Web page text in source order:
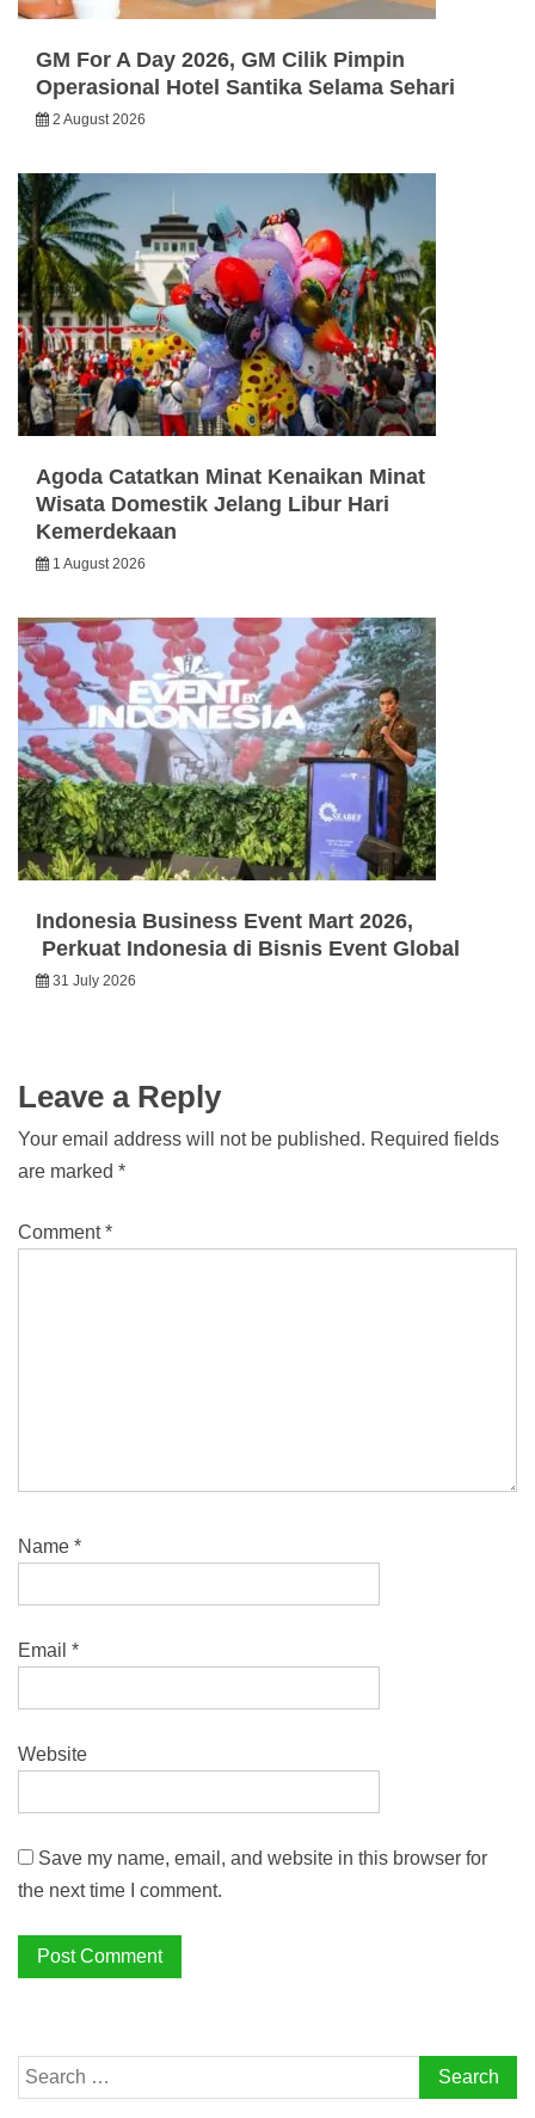
GM For A Day 2026, GM Cilik Pimpin
Operasional Hotel Santika Selama Sehari
2 August 2026
Agoda Catatkan Minat Kenaikan Minat
Wisata Domestik Jelang Libur Hari
Kemerdekaan
1 August 2026
Indonesia Business Event Mart 2026,
Perkuat Indonesia di Bisnis Event Global
31 July 2026
Leave a Reply
Your email address will not be published. Required fields
are marked *
Comment*
Name *
Email *
Website
Save my name, email, and website in this browser for
the next time I comment.
Search
for: